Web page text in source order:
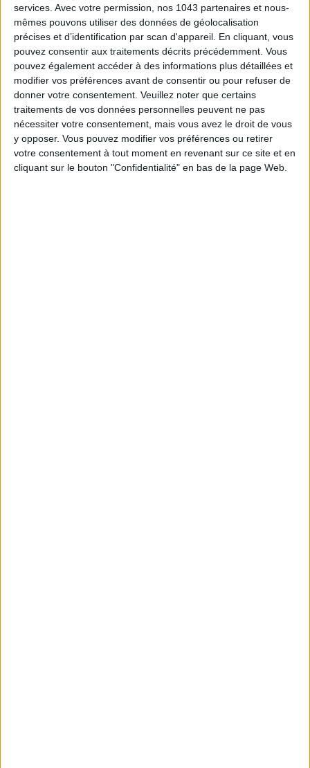
services. Avec votre permission, nos 1043 partenaires et nous-
mêmes pouvons utiliser des données de géolocalisation
précises et d’identification par scan d'appareil. En cliquant, vous
pouvez consentir aux traitements décrits précédemment. Vous
pouvez également accéder à des informations plus détaillées et
modifier vos préférences avant de consentir ou pour refuser de
donner votre consentement. Veuillez noter que certains
traitements de vos données personnelles peuvent ne pas
nécessiter votre consentement, mais vous avez le droit de vous
y opposer. Vous pouvez modifier vos préférences ou retirer
votre consentement à tout moment en revenant sur ce site et en
cliquant sur le bouton "Confidentialité" en bas de la page Web.
LES MEILLEURS HÔTELS POUR UN WEEK-END SPA ET GASTRONOMIE